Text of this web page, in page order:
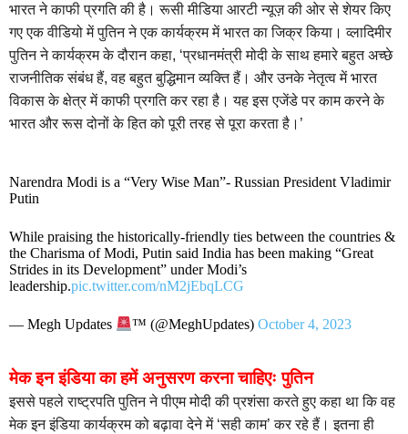
भारत ने काफी प्रगति की है। रूसी मीडिया आरटी न्यूज़ की ओर से शेयर किए
गए एक वीडियो में पुतिन ने एक कार्यक्रम में भारत का जिक्र किया। व्लादिमीर
पुतिन ने कार्यक्रम के दौरान कहा, ‘प्रधानमंत्री मोदी के साथ हमारे बहुत अच्छे
राजनीतिक संबंध हैं, वह बहुत बुद्धिमान व्यक्ति हैं। और उनके नेतृत्व में भारत
विकास के क्षेत्र में काफी प्रगति कर रहा है। यह इस एजेंडे पर काम करने के
भारत और रूस दोनों के हित को पूरी तरह से पूरा करता है।’
Narendra Modi is a “Very Wise Man”- Russian President Vladimir
Putin
While praising the historically-friendly ties between the countries &
the Charisma of Modi, Putin said India has been making “Great
Strides in its Development” under Modi’s
leadership.pic.twitter.com/nM2jEbqLCG
— Megh Updates ™ (@MeghUpdates)October 4, 2023
मेक इन इंडिया का हमें अनुसरण करना चाहिएः पुतिन
इससे पहले राष्ट्रपति पुतिन ने पीएम मोदी की प्रशंसा करते हुए कहा था कि वह
मेक इन इंडिया कार्यक्रम को बढ़ावा देने में ‘सही काम’ कर रहे हैं। इतना ही